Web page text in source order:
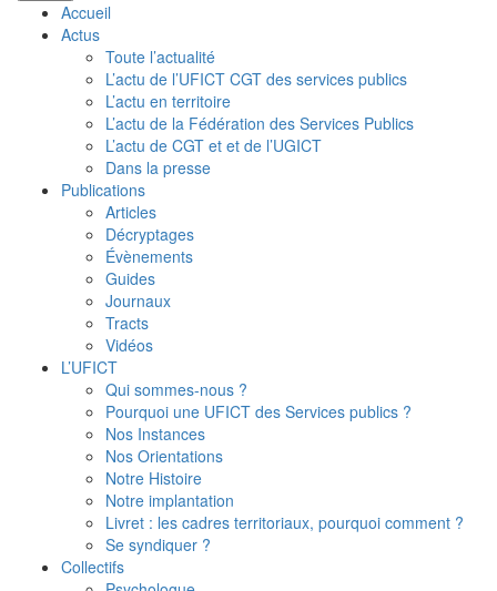
Accueil
Actus
Toute l’actualité
L’actu de l’UFICT CGT des services publics
L’actu en territoire
L’actu de la Fédération des Services Publics
L’actu de CGT et et de l’UGICT
Dans la presse
Publications
Articles
Décryptages
Évènements
Guides
Journaux
Tracts
Vidéos
L’UFICT
Qui sommes-nous ?
Pourquoi une UFICT des Services publics ?
Nos Instances
Nos Orientations
Notre Histoire
Notre implantation
Livret : les cadres territoriaux, pourquoi comment ?
Se syndiquer ?
Collectifs